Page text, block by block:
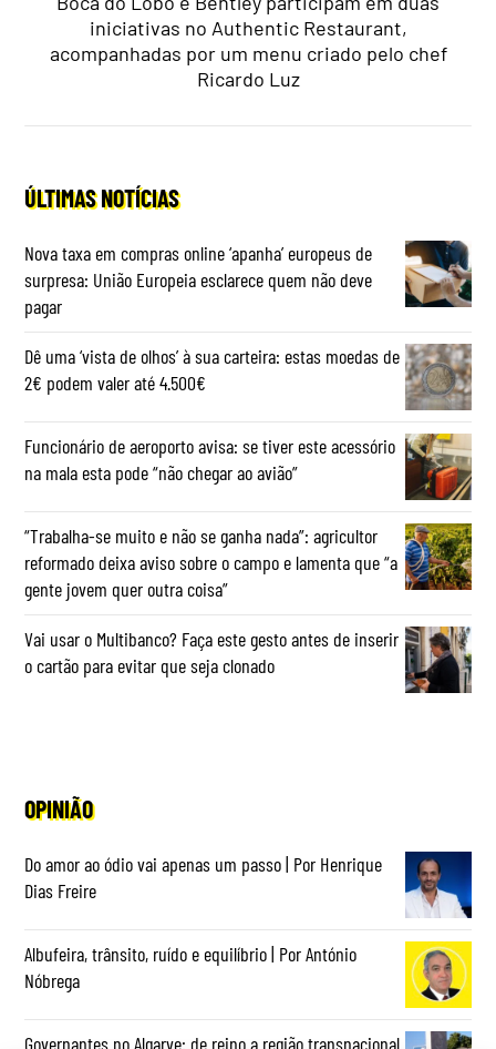
iniciativas no Authentic Restaurant,
acompanhadas por um menu criado pelo chef
Ricardo Luz
ÚLTIMAS NOTÍCIAS
Nova taxa em compras online ‘apanha’ europeus de
surpresa: União Europeia esclarece quem não deve
pagar
Dê uma ‘vista de olhos’ à sua carteira: estas moedas de
2€ podem valer até 4.500€
Funcionário de aeroporto avisa: se tiver este acessório
na mala esta pode “não chegar ao avião”
“Trabalha-se muito e não se ganha nada”: agricultor
reformado deixa aviso sobre o campo e lamenta que “a
gente jovem quer outra coisa”
Vai usar o Multibanco? Faça este gesto antes de inserir
o cartão para evitar que seja clonado
OPINIÃO
Do amor ao ódio vai apenas um passo | Por Henrique
Dias Freire
Albufeira, trânsito, ruído e equilíbrio | Por António
Nóbrega
Governantes no Algarve: de reino a região transnacional